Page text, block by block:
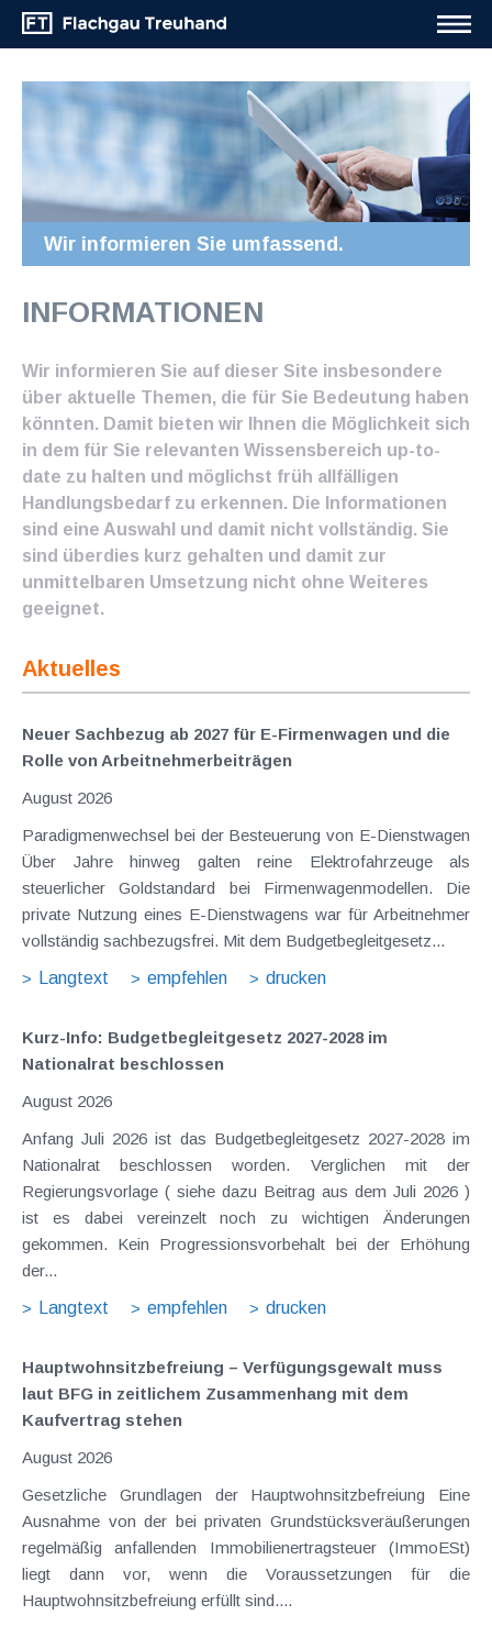
Wir informieren Sie umfassend.
INFORMATIONEN
Wir informieren Sie auf dieser Site insbesondere
über aktuelle Themen, die für Sie Bedeutung haben
könnten. Damit bieten wir Ihnen die Möglichkeit sich
in dem für Sie relevanten Wissensbereich up-to-
date zu halten und möglichst früh allfälligen
Handlungsbedarf zu erkennen. Die Informationen
sind eine Auswahl und damit nicht vollständig. Sie
sind überdies kurz gehalten und damit zur
unmittelbaren Umsetzung nicht ohne Weiteres
geeignet.
Aktuelles
Neuer Sachbezug ab 2027 für E-Firmenwagen und die
Rolle von Arbeitnehmer​­beiträgen
August 2026
Paradigmenwechsel bei der Besteuerung von E-Dienstwagen
Über Jahre hinweg galten reine Elektrofahrzeuge als
steuerlicher Goldstandard bei Firmenwagenmodellen. Die
private Nutzung eines E-Dienstwagens war für Arbeitnehmer
vollständig sachbezugsfrei. Mit dem Budgetbegleitgesetz...
Langtext
empfehlen drucken
Kurz-Info: Budgetbegleitgesetz 2027-2028 im
Nationalrat beschlossen
August 2026
Anfang Juli 2026 ist das Budgetbegleitgesetz 2027-2028 im
Nationalrat beschlossen worden. Verglichen mit der
Regierungsvorlage ( siehe dazu Beitrag aus dem Juli 2026 )
ist es dabei vereinzelt noch zu wichtigen Änderungen
gekommen. Kein Progressionsvorbehalt bei der Erhöhung
der...
Langtext
empfehlen drucken
Hauptwohnsitz​­befreiung – Verfügungsgewalt muss
laut BFG in zeitlichem Zusammenhang mit dem
Kaufvertrag stehen
August 2026
Gesetzliche Grundlagen der Hauptwohnsitzbefreiung Eine
Ausnahme von der bei privaten Grundstücksveräußerungen
regelmäßig anfallenden Immobilienertragsteuer (ImmoESt)
liegt dann vor, wenn die Voraussetzungen für die
Hauptwohnsitzbefreiung erfüllt sind....